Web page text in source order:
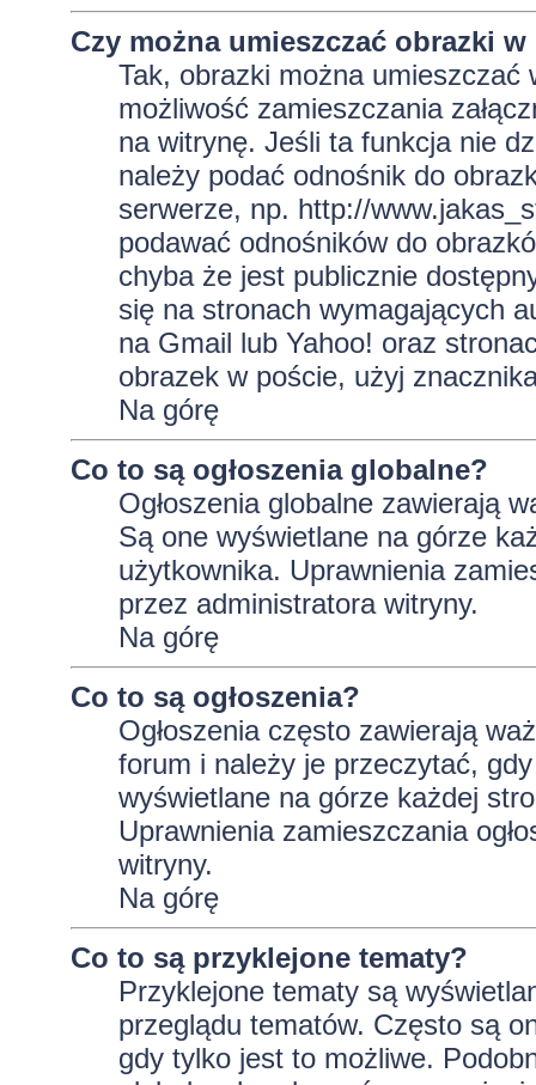
Czy można umieszczać obrazki
Tak, obrazki można umieszczać
możliwość zamieszczania
na witrynę. Jeśli ta funkcja nie
należy podać odnośnik do
serwerze, np. http://
podawać odnośników do
chyba że jest publicznie
się na stronach wymagających
na Gmail lub Yahoo! oraz
obrazek w poście, użyj
Na górę
Co to są ogłoszenia globalne?
Ogłoszenia globalne zawierają
Są one wyświetlane na górze
użytkownika. Uprawnienia
przez administratora witryny.
Na górę
Co to są ogłoszenia?
Ogłoszenia często zawierają
forum i należy je przeczytać,
wyświetlane na górze każdej
Uprawnienia zamieszczania
witryny.
Na górę
Co to są przyklejone tematy?
Przyklejone tematy są
przeglądu tematów. Często są
gdy tylko jest to możliwe.